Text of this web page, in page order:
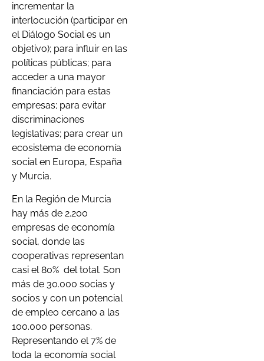
incrementar la
interlocución (participar en
el Diálogo Social es un
objetivo); para influir en las
políticas públicas; para
acceder a una mayor
financiación para estas
empresas; para evitar
discriminaciones
legislativas; para crear un
ecosistema de economía
social en Europa, España
y Murcia.
En la Región de Murcia
hay más de 2.200
empresas de economía
social, donde las
cooperativas representan
casi el 80% del total. Son
más de 30.000 socias y
socios y con un potencial
de empleo cercano a las
100.000 personas.
Representando el 7% de
toda la economía social